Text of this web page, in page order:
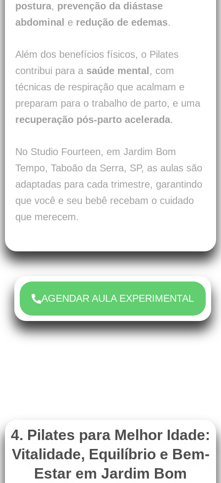
postura, prevenção da diástase
abdominal e redução de edemas.
Além dos benefícios físicos, o Pilates
contribui para a saúde mental , com
técnicas de respiração que acalmam e
preparam para o trabalho de parto, e uma
recuperação pós-parto acelerada.
No Studio Fourteen, em Jardim Bom
Tempo, Taboão da Serra, SP, as aulas são
adaptadas para cada trimestre, garantindo
que você e seu bebê recebam o cuidado
que merecem.
AGENDAR AULA EXPERIMENTAL
4. Pilates para Melhor Idade:
Vitalidade, Equilíbrio e Bem-
Estar em Jardim Bom